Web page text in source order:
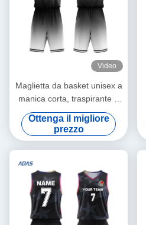
Video
Maglietta da basket unisex a
manica corta, traspirante e
di taglia più grande, con
l'ultimo design ricamato.
Ottenga il migliore
prezzo